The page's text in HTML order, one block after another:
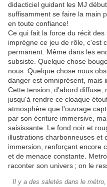
didacticiel guidant les MJ
suffisamment se faire la main
en toute confiance!
Ce qui fait la force du récit des
imprègne ce jeu de rôle, c'est
permanent. Même dans les
subsiste. Quelque chose
nous. Quelque chose nous
danger est omniprésent, mais
Cette tension, d'abord diffuse,
jusqu'à rendre ce cloaque
atmosphère que l'ouvrage
par son écriture immersive,
saisissante. Le fond noir et
illustrations charbonneuses et
immersion, renforçant encore
et de menace constante.
raconter son univers ; on le
Il y a des saletés dans le